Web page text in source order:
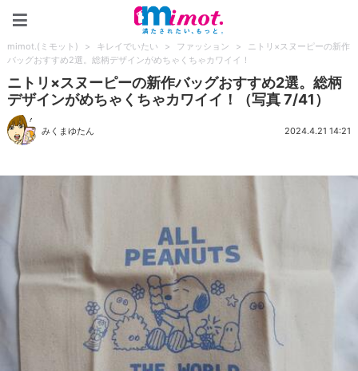
mimot.(ミモット) > キレイでいたい > ファッション >
ニトリ×スヌーピーの新作
バッグおすすめ2選。総柄デザインがめちゃくちゃカワイイ！
ニトリ×スヌーピーの新作バッグおすすめ2選。総柄
デザインがめちゃくちゃカワイイ！（写真 7/41）
みくまゆたん 2024.4.21 14:21